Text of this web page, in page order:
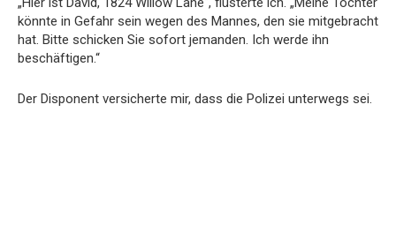
könnte in Gefahr sein wegen des Mannes, den sie mitgebracht
hat. Bitte schicken Sie sofort jemanden. Ich werde ihn
beschäftigen.“
Der Disponent versicherte mir, dass die Polizei unterwegs sei.